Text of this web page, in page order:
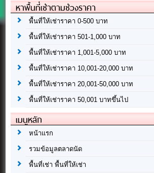
หาพื้นที่เช่าตามช่วงราคา
พื้นที่ให้เช่าราคา 0-500 บาท
พื้นที่ให้เช่าราคา 501-1,000 บาท
พื้นที่ให้เช่าราคา 1,001-5,000 บาท
พื้นที่ให้เช่าราคา 10,001-20,000 บาท
พื้นที่ให้เช่าราคา 20,001-50,000 บาท
พื้นที่ให้เช่าราคา 50,001 บาทขึ้นไป
เมนูหลัก
หน้าแรก
รวมข้อมูลตลาดนัด
พื้นที่เช่า พื้นที่ให้เช่า